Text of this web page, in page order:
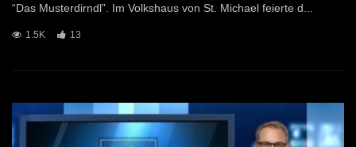
“Das Musterdirndl”. Im Volkshaus von St. Michael feierte d...
1.5K 13